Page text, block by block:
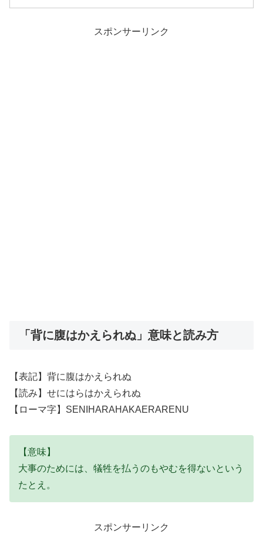
スポンサーリンク
「背に腹はかえられぬ」意味と読み方
【表記】背に腹はかえられぬ
【読み】せにはらはかえられぬ
【ローマ字】SENIHARAHAKAERARENU
【意味】
大事のためには、犠牲を払うのもやむを得ないという
たとえ。
スポンサーリンク